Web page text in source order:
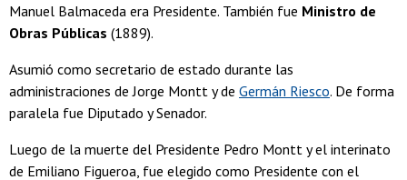
Manuel Balmaceda era Presidente. También fue Ministro de
Obras Públicas (1889).
Asumió como secretario de estado durante las
administraciones de Jorge Montt y de Germán Riesco. De forma
paralela fue Diputado y Senador.
Luego de la muerte del Presidente Pedro Montt y el interinato
de Emiliano Figueroa, fue elegido como Presidente con el